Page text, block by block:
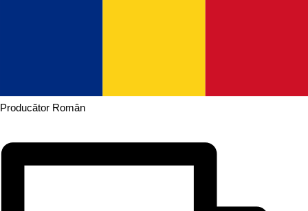
Producător Român